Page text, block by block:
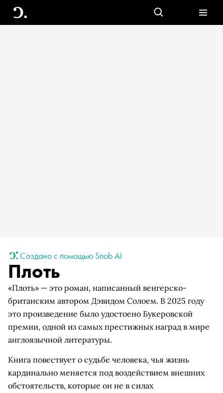
Создано с помощью Snob AI
Плоть
«Плоть» — это роман, написанный венгерско-
британским автором Дэвидом Солоем. В 2025 году
это произведение было удостоено Букеровской
премии, одной из самых престижных наград в мире
англоязычной литературы.
Книга повествует о судьбе человека, чья жизнь
кардинально меняется под воздействием внешних
обстоятельств, которые он не в силах